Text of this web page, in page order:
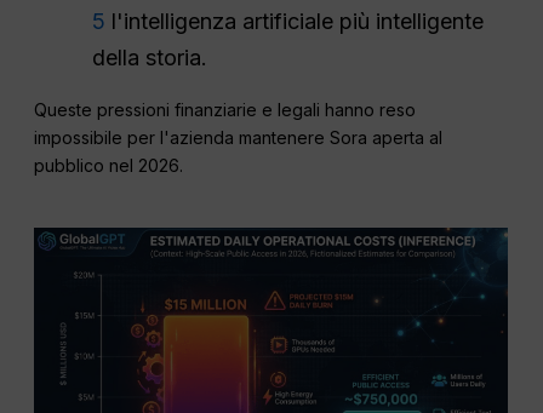
5 l'intelligenza artificiale più intelligente
della storia.
Queste pressioni finanziarie e legali hanno reso
impossibile per l'azienda mantenere Sora aperta al
pubblico nel 2026.